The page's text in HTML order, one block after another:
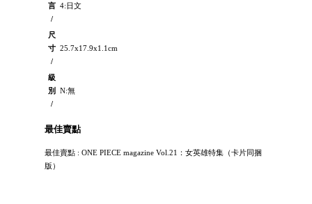
言
/
4:日文
尺
寸
/
25.7x17.9x1.1cm
級
別
/
N:無
最佳賣點
最佳賣點 : ONE PIECE magazine Vol.21：女英雄特集（卡片同捆
版）